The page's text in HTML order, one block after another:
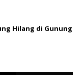
Hilang di Gunung